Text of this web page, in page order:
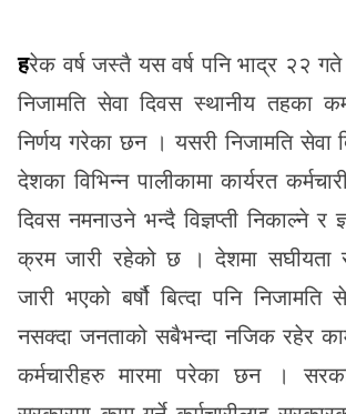
हरेक वर्ष जस्तै यस वर्ष पनि भाद्र २२ गते मनाउन लागिएको
निजामति सेवा दिवस स्थानीय तहका
निर्णय गरेका छन । यसरी निजामति सेवा
देशका विभिन्न पालीकामा कार्यरत
दिवस नमनाउने भन्दै विज्ञप्ती निकाल्ने र
क्रम जारी रहेको छ । देशमा सघीयता
जारी भएको बर्षौ बित्दा पनि निजामति
नसक्दा जनताको सबैभन्दा नजिक रहेर
कर्मचारीहरु मारमा परेका छन ।